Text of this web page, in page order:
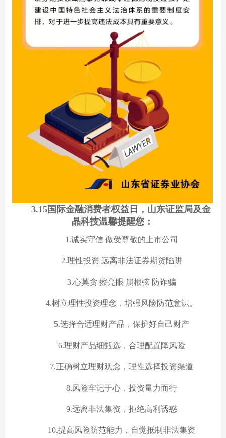
3.15国际金融消费者权益日，山东证监局及金
晶科技温馨提醒您：
1.诚实守信 做受尊敬的上市公司
2.理性投资 远离非法证券期货陷阱
3.心莫贪 擦亮眼 崩根弦 防诈骗
4.树立理性投资理念，增强风险防范意识。
5.选择合适理财产品，保护好自己财产
6.理财产品细甄选，合理配置降风险
7.正确树立理财观念，理性选择投资渠道
8.风险牢记于心，投资量力而行
9.远离非法集资，拒绝高利诱惑
10.提高风险防范能力，自觉抵制非法集资